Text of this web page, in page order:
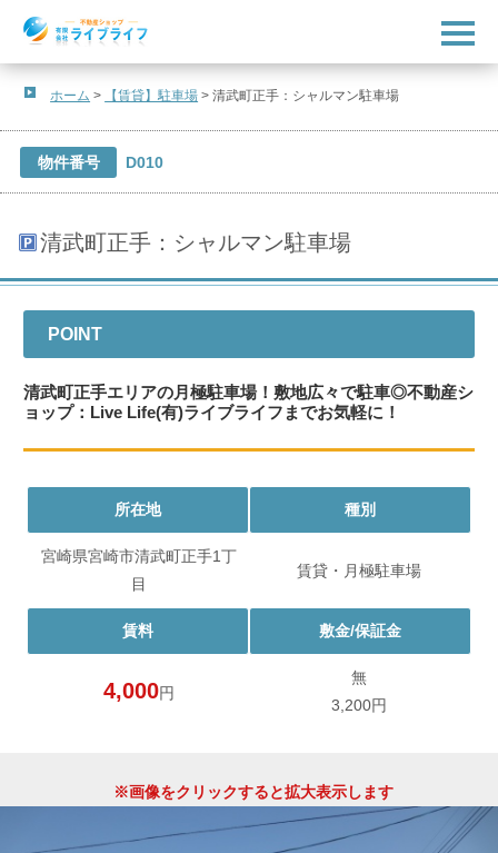
t
o
g
n
g
n
ホーム > 【賃貸】駐車場 >清武町正手：シャルマン駐車場
清武町正手：シャルマン駐車場
物件番号 D010
POINT
清武町正手エリアの月極駐車場！敷地広々で駐車◎不動産シ
ョップ：Live Life(有)ライブライフまでお気軽に！
所在地 種別
宮崎県宮崎市清武町正手1丁
目
賃貸・月極駐車場
賃料 敷金/保証金
4,000円
無
3,200円
※画像をクリックすると拡大表示します